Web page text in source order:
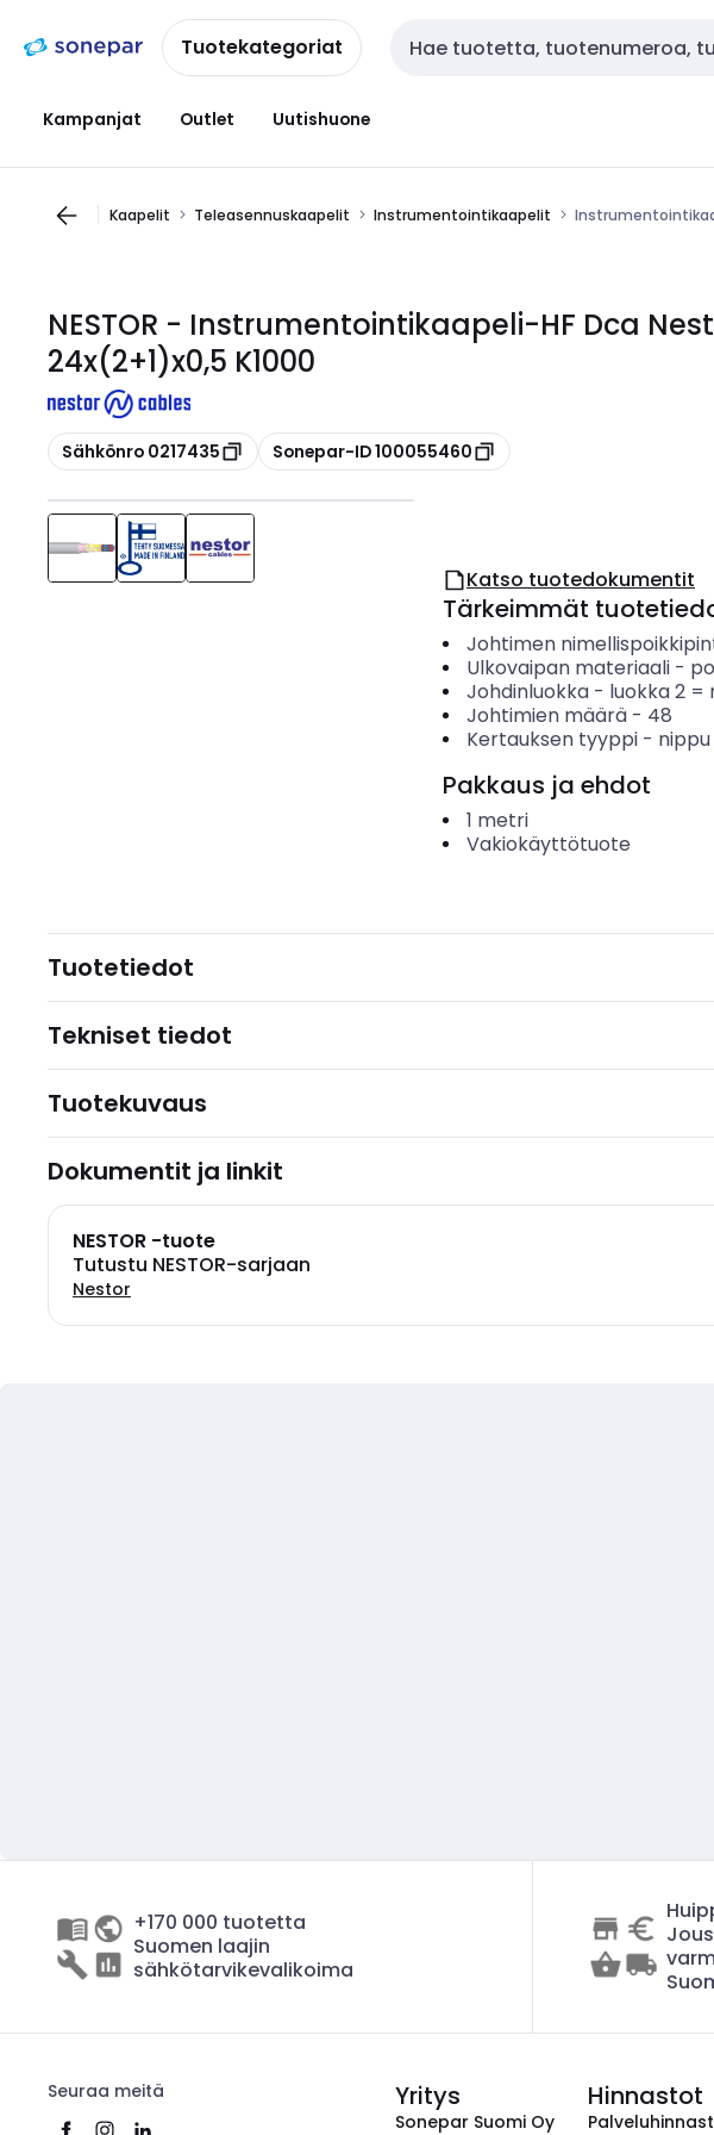
navigointiinsisältöönTuotekategoriat Haku
Kampanjat Outlet Uutishuone
Kaapelit Teleasennuskaapelit Instrumentointikaapelit
NESTOR - Instrumentointikaapeli-HF Dca
24x(2+1)x0,5 K1000
Kopioi
Sähkönro 0217435 Kopioi
Sonepar-ID 100055460
Katso tuotedokumentit
Tärkeimmät
Johtimen
Ulkovaipan materiaali-
Johdinluokka- luokka 2 =
Johtimien määrä- 48
Kertauksen tyyppi- nippu
Pakkaus ja ehdot
1 metri
Vakiokäyttötuote
Tuotetiedot
Tekniset tiedot
Tuotekuvaus
Dokumentit ja linkit
NESTOR -tuote
Tutustu NESTOR-sarjaan
Nestor
+170 000 tuotetta
Suomen laajin
sähkötarvikevalikoima
Seuraa meitä Yritys
Sonepar Suomi Oy
Hinnastot